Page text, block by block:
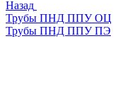
Назад
Трубы ПНД ППУ ОЦ
Трубы ПНД ППУ ПЭ